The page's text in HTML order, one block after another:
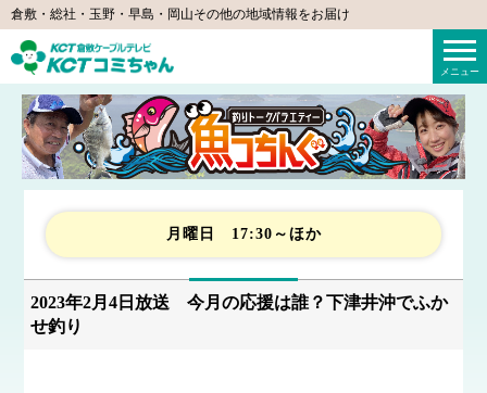
倉敷・総社・玉野・早島・岡山その他の地域情報をお届け
KCTコミちゃん（倉敷ケーブルテレビ）
メニュー
月曜日 17:30～ほか
2023年2月4日放送 今月の応援は誰？下津井沖でふか
せ釣り